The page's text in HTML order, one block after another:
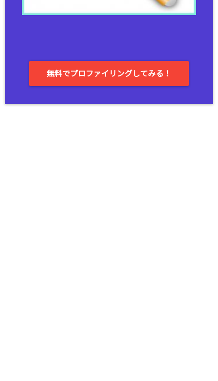
無料でプロファイリングしてみる！